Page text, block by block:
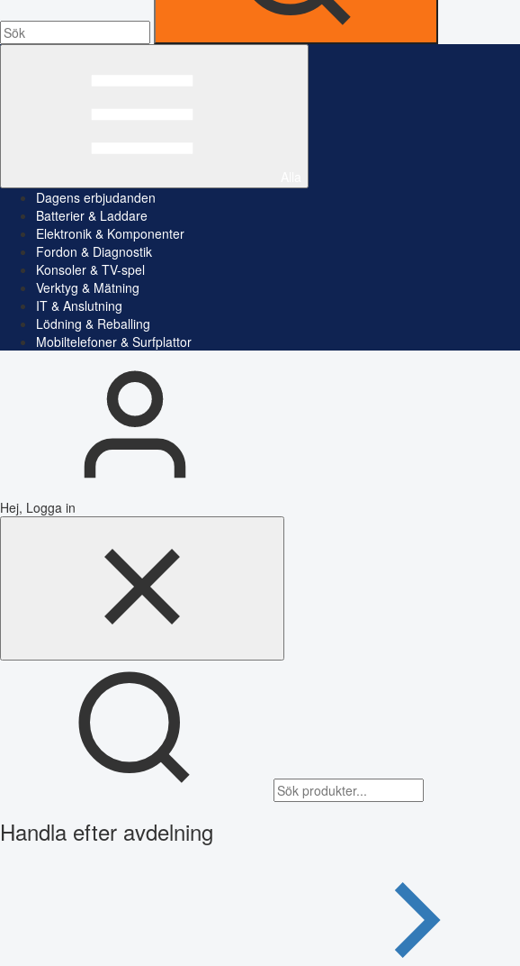
Dagens erbjudanden
Batterier & Laddare
Elektronik & Komponenter
Fordon & Diagnostik
Konsoler & TV-spel
Verktyg & Mätning
IT & Anslutning
Lödning & Reballing
Mobiltelefoner & Surfplattor
Hej, Logga in
Handla efter avdelning